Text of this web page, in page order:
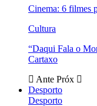
Cinema: 6 filmes
Cultura
“Daqui Fala o
Cartaxo
Ante Próx
Desporto
Desporto